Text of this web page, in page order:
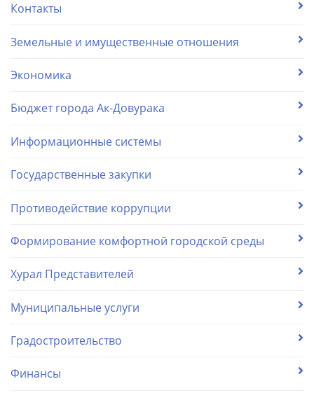
Контакты
Земельные и имущественные отношения
Экономика
Бюджет города Ак-Довурака
Информационные системы
Государственные закупки
Противодействие коррупции
Формирование комфортной городской среды
Хурал Представителей
Муниципальные услуги
Градостроительство
Финансы